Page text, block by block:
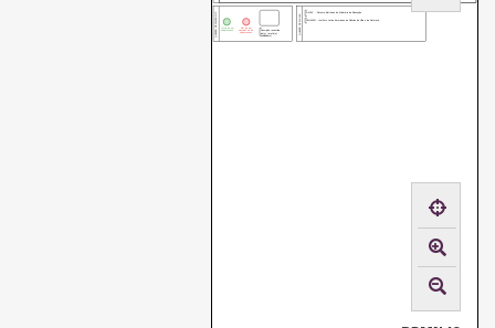
QUADRO DE SIGLAS
E-MEC - Sistema Eletrônico do Ministério da Educação
SAILACVN - Instituto Latino-Americano de Ciências da Vida e da Natureza
QUADRO DE SÍMBOLOS Início de um
subprocesso
Fim de um
caminho ou do
subprocesso
Descrição resumida
da(s) tarefa(s)
realizada(s)